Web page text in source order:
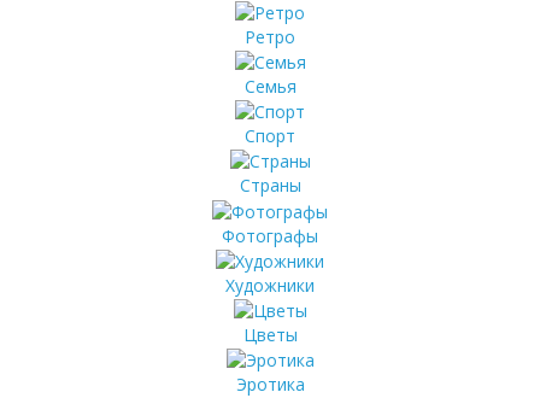
Ретро
Семья
Спорт
Страны
Фотографы
Художники
Цветы
Эротика